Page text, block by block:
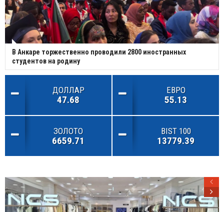
В Анкаре торжественно проводили 2800 иностранных
студентов на родину
ДОЛЛАР
47.68
ЕВРО
55.13
ЗОЛОТО
6659.71
BIST 100
13779.39